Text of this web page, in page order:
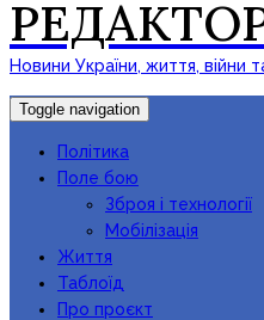
Новини України, життя, війни
Toggle navigation
Політика
Поле бою
Зброя і технології
Мобілізація
Життя
Таблоїд
Про проєкт